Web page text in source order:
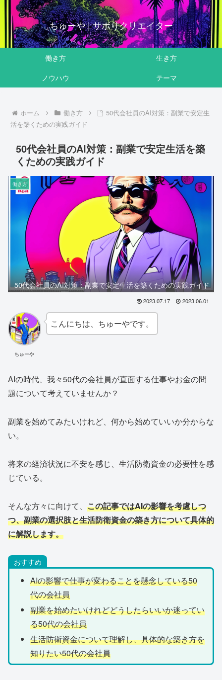
ちゅーや | サボりクリエイター
働き方
生き方
ノウハウ
テーマ
ホーム 働き方
50代会社員のAI対策：副業で安定生
活を築くための実践ガイド
50代会社員のAI対策：副業で安定生活を築
くための実践ガイド
働き方
50代会社員のAI対策：副業で安定生活を築くための実践ガイド
2023.07.17 2023.06.01
ちゅーや
こんにちは、ちゅーやです。
AIの時代、我々50代の会社員が直面する仕事やお金の問
題について考えていませんか？
副業を始めてみたいけれど、何から始めていいか分からな
い。
将来の経済状況に不安を感じ、生活防衛資金の必要性を感
じている。
そんな方々に向けて、 この記事ではAIの影響を考慮しつ
つ、副業の選択肢と生活防衛資金の築き方について具体的
に解説します。
おすすめ
AIの影響で仕事が変わることを懸念している50
代の会社員
副業を始めたいけれどどうしたらいいか迷ってい
る50代の会社員
生活防衛資金について理解し、具体的な築き方を
知りたい50代の会社員